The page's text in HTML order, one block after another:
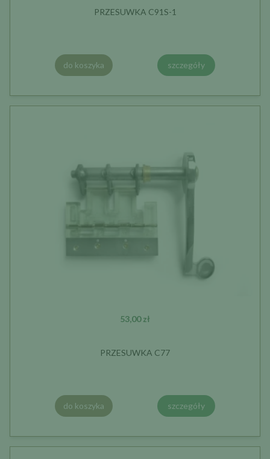
PRZESUWKA C91S-1
do koszyka szczegóły
53,00 zł
PRZESUWKA C77
do koszyka szczegóły